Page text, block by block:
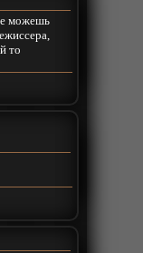
можешь
то